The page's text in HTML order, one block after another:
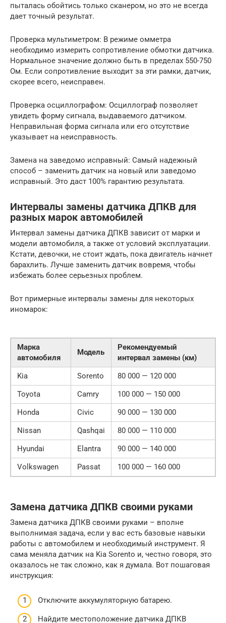
пыталась обойтись только сканером, но это не всегда
дает точный результат.
Проверка мультиметром: В режиме омметра
необходимо измерить сопротивление обмотки датчика.
Нормальное значение должно быть в пределах 550-750
Ом. Если сопротивление выходит за эти рамки, датчик,
скорее всего, неисправен.
Проверка осциллографом: Осциллограф позволяет
увидеть форму сигнала, выдаваемого датчиком.
Неправильная форма сигнала или его отсутствие
указывает на неисправность.
Замена на заведомо исправный: Самый надежный
способ – заменить датчик на новый или заведомо
исправный. Это даст 100% гарантию результата.
Интервалы замены датчика ДПКВ для
разных марок автомобилей
Интервал замены датчика ДПКВ зависит от марки и
модели автомобиля, а также от условий эксплуатации.
Кстати, девочки, не стоит ждать, пока двигатель начнет
барахлить. Лучше заменить датчик вовремя, чтобы
избежать более серьезных проблем.
Вот примерные интервалы замены для некоторых
иномарок:
Марка
автомобиля
Модель
Рекомендуемый
интервал замены (км)
Kia
Sorento
80 000 — 120 000
Toyota
Camry
100 000 — 150 000
Honda
Civic
90 000 — 130 000
Nissan
Qashqai
80 000 — 110 000
Hyundai
Elantra
90 000 — 140 000
Volkswagen
Passat 100 000 — 160 000
Замена датчика ДПКВ своими руками
Замена датчика ДПКВ своими руками – вполне
выполнимая задача, если у вас есть базовые навыки
работы с автомобилем и необходимый инструмент. Я
сама меняла датчик на Kia Sorento и, честно говоря, это
оказалось не так сложно, как я думала. Вот пошаговая
инструкция:
Отключите аккумуляторную батарею.
Найдите местоположение датчика ДПКВ